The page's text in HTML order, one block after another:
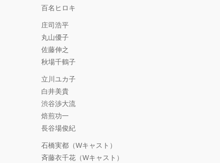
FOLLOW TDM:
百名ヒロキ
庄司浩平
丸山優子
佐藤伸之
秋場千鶴子
立川ユカ子
白井美貴
渋谷渉大流
焙煎功一
長谷場俊紀
石橋実都（Wキャスト）
斉藤衣千花（Wキャスト）